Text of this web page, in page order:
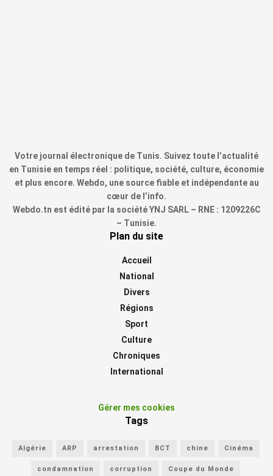
Votre journal électronique de Tunis. Suivez toute l’actualité
en Tunisie en temps réel : politique, société, culture, économie
et plus encore. Webdo, une source fiable et indépendante au
cœur de l’info.
Webdo.tn est édité par la société YNJ SARL – RNE : 1209226C
– Tunisie.
Plan du site
Accueil
National
Divers
Régions
Sport
Culture
Chroniques
International
Gérer mes cookies
Tags
Algérie ARP arrestation BCT chine Cinéma
condamnation corruption Coupe du Monde